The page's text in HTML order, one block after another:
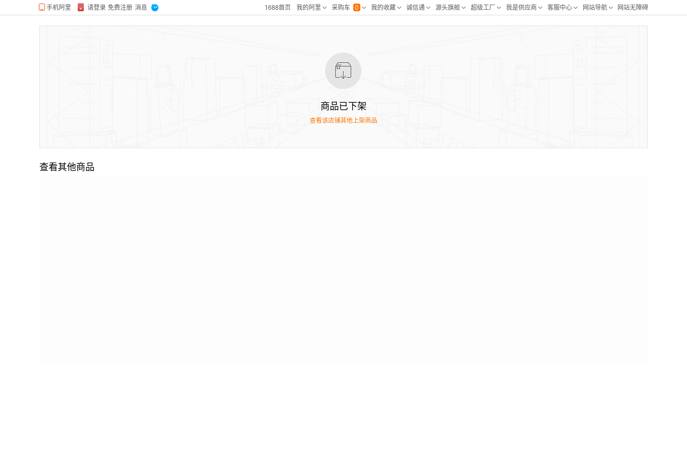
商品已下架
查看该店铺其他上架商品
查看其他商品